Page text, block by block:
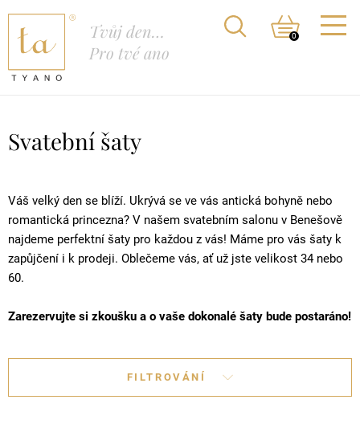
Tvůj den…
Pro tvé ano
0
Svatební šaty
Váš velký den se blíží. Ukrývá se ve vás antická bohyně nebo
romantická princezna? V našem svatebním salonu v Benešově
najdeme perfektní šaty pro každou z vás! Máme pro vás šaty k
zapůjčení i k prodeji. Oblečeme vás, ať už jste velikost 34 nebo
60.
Zarezervujte si zkoušku a o vaše dokonalé šaty bude postaráno!
FILTROVÁNÍ